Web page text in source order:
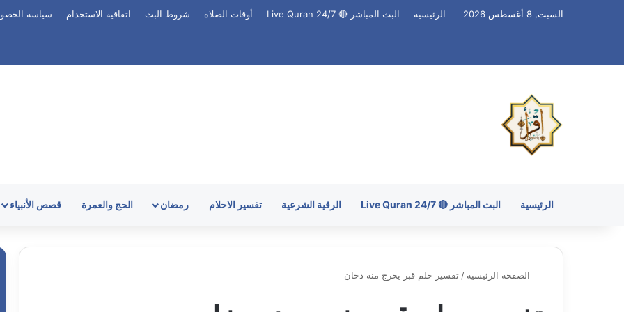
السبت, 8 أغسطس 2026 الرئيسية البث المباشر 🔴 Live Quran 24/7 أوقات الصلاة شروط البث اتفاقية الاستخدام سياسة
الرئيسية البث المباشر 🔴 Live Quran 24/7 الرقية الشرعية تفسير الاحلام رمضان الحج والعمرة قصص الأنبياء
الصفحة الرئيسية /تفسير حلم قبر يخرج منه دخان